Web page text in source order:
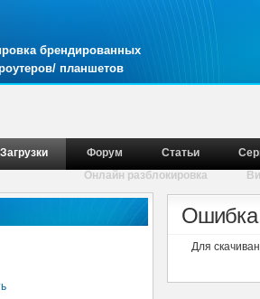
брендированных
планшетов
Загрузки Форум Статьи
Онлайн разблокировка
Ошибка
Для